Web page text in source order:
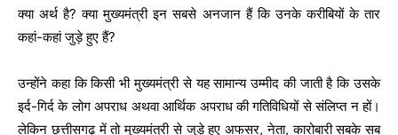
क्या अर्थ है? क्या मुख्यमंत्री इन सबसे अनजान हैं कि उनके करीबियों के तार
कहां-कहां जुड़े हुए हैं?
उन्होंने कहा कि किसी भी मुख्यमंत्री से यह सामान्य उम्मीद की जाती है कि उसके
इर्द-गिर्द के लोग अपराध अथवा आर्थिक अपराध की गतिविधियों से संलिप्त न हों।
लेकिन छत्तीसगढ़ में तो मुख्यमंत्री से जुड़े हुए अफसर, नेता, कारोबारी सबके सब